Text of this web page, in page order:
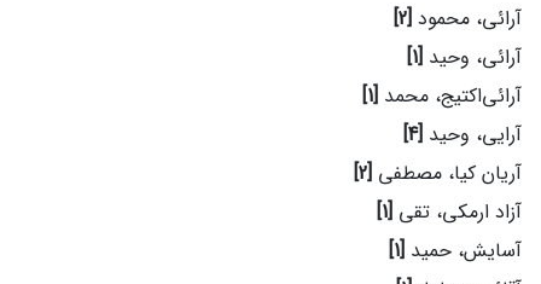
آرائی، محمود [2]
آرائی، وحید [1]
آرائی‌اکتیج، محمد [1]
آرایی، وحید [4]
آریان کیا، مصطفی [2]
آزاد ارمکی، تقی [1]
آسایش، حمید [1]